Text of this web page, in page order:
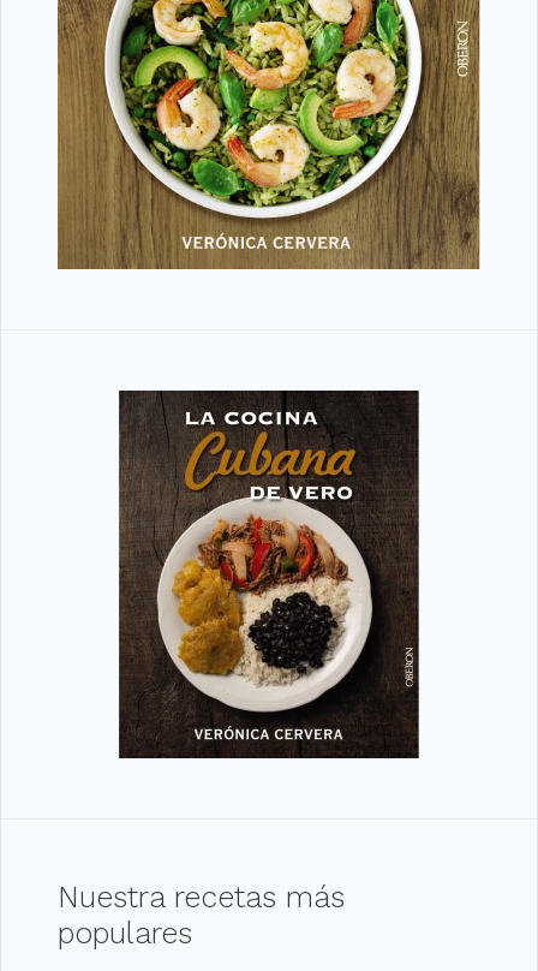
Nuestra recetas más
populares